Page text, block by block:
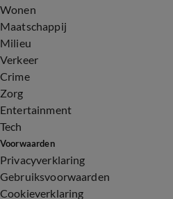
Wonen
Maatschappij
Milieu
Verkeer
Crime
Zorg
Entertainment
Tech
Voorwaarden
Privacyverklaring
Gebruiksvoorwaarden
Cookieverklaring